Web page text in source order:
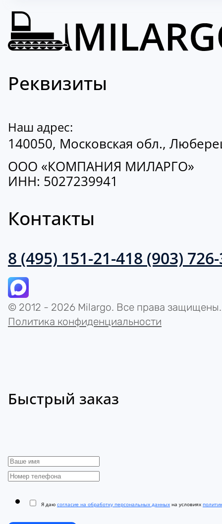
Реквизиты
Наш адрес:
140050, Московская обл.,
ООО «КОМПАНИЯ МИЛАРГО»
ИНН: 5027239941
Контакты
8 (495) 151-21-418 (903)
© 2012 - 2026 Milargo. Все права защищены.
Политика конфиденциальности
Быстрый заказ
Я даю согласие на обработку персональных данных на условиях